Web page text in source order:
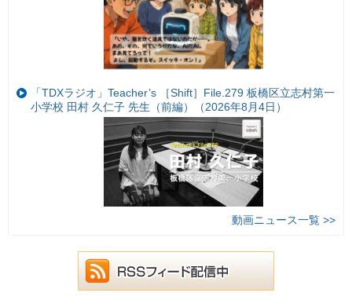
「TDXラジオ」Teacher’s ［Shift］File.279 板橋区立志村第一
小学校 田村 久仁子 先生（前編）（2026年8月4日）
動画ニュース一覧 >>